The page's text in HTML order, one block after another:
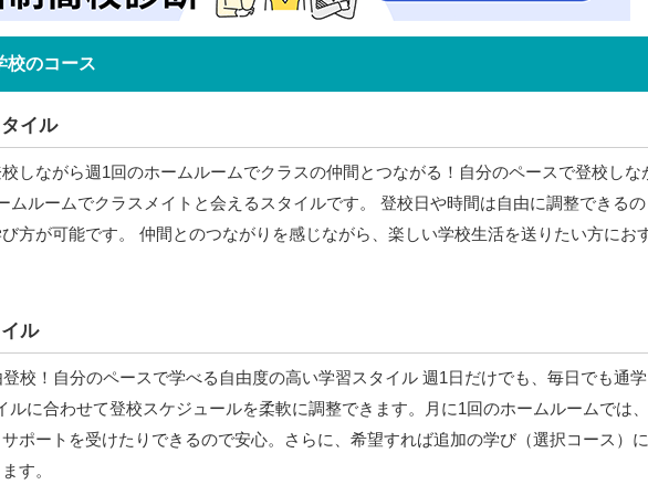
校のコース
イル
しながら週1回のホームルームでクラスの仲間とつながる！自分のペースで登校しな
ムルームでクラスメイトと会えるスタイルです。 登校日や時間は自由に調整できるの
方が可能です。 仲間とのつながりを感じながら、楽しい学校生活を送りたい方にお
ル
校！自分のペースで学べる自由度の高い学習スタイル 週1日だけでも、毎日でも通学
ルに合わせて登校スケジュールを柔軟に調整できます。月に1回のホームルームでは、
ポートを受けたりできるので安心。さらに、希望すれば追加の学び（選択コース）に
す。